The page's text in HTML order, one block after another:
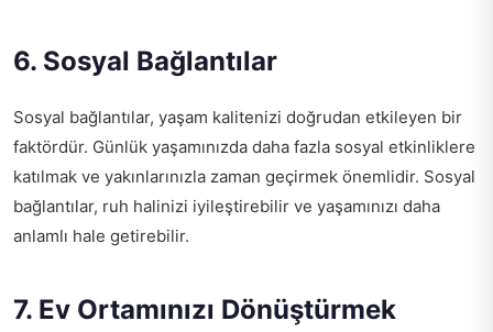
6. Sosyal Bağlantılar
Sosyal bağlantılar, yaşam kalitenizi doğrudan etkileyen bir
faktördür. Günlük yaşamınızda daha fazla sosyal etkinliklere
katılmak ve yakınlarınızla zaman geçirmek önemlidir. Sosyal
bağlantılar, ruh halinizi iyileştirebilir ve yaşamınızı daha
anlamlı hale getirebilir.
7. Ev Ortamınızı Dönüştürmek